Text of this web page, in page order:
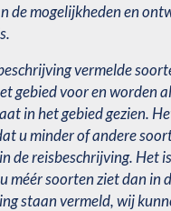
de mogelijkheden en
vermelde
gebied voor en worden
in het gebied gezien.
u minder of andere
de reisbeschrijving. Het
méér soorten ziet dan in
staan vermeld, wij